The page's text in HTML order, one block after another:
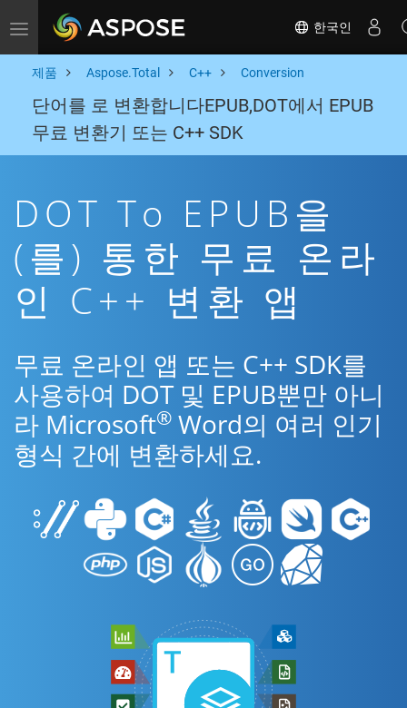
Toggle navigation 한국인
제품 Aspose.Total C++ Conversion
단어를 로 변환합니다EPUB,DOT에서 EPUB
무료 변환기 또는 C++ SDK
DOT To EPUB을
(를) 통한 무료 온라
인 C++ 변환 앱
무료 온라인 앱 또는 C++ SDK를
사용하여 DOT 및 EPUB뿐만 아니
라 Microsoft® Word의 여러 인기
형식 간에 변환하세요.